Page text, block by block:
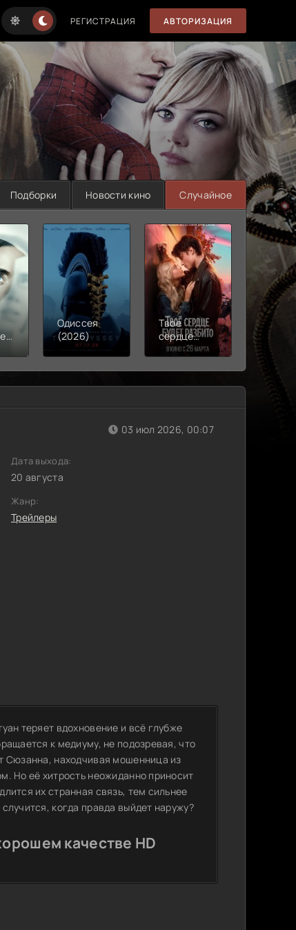
РЕГИСТРАЦИЯ АВТОРИЗАЦИЯ
Подборки Новости кино Случайное
Одиссея
(2026)
Твое
сердце
будет
(2026)
Моана
(2026)
03 июл 2026, 00:07
Дата выхода:
20 августа
Жанр:
Трейлеры
теряет вдохновение и всё глубже
к медиуму, не подозревая, что
Сюзанна, находчивая мошенница из
Но её хитрость неожиданно приносит
их странная связь, тем сильнее
когда правда выйдет наружу?
качестве HD